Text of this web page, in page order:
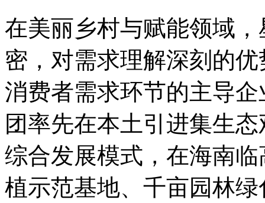
在美丽乡村与赋能领域
密，对需求理解深刻的
消费者需求环节的主导
团率先在本土引进集生
综合发展模式，在海南
植示范基地、千亩园林